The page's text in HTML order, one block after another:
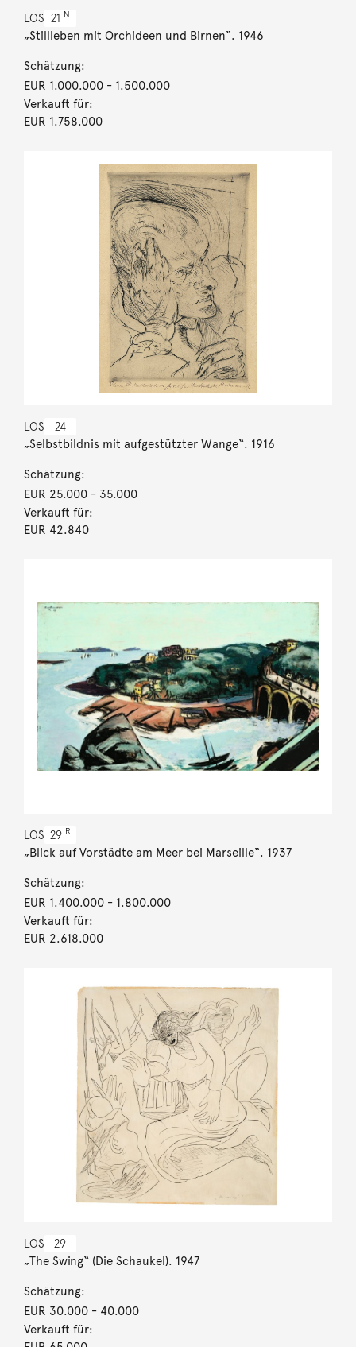
LOS 21 N
„Stillleben mit Orchideen und Birnen“. 1946
Schätzung:
EUR 1.000.000- 1.500.000
Verkauft für:
EUR 1.758.000
LOS 24
„Selbstbildnis mit aufgestützter Wange“. 1916
Schätzung:
EUR 25.000- 35.000
Verkauft für:
EUR 42.840
LOS 29 R
„Blick auf Vorstädte am Meer bei Marseille“. 1937
Schätzung:
EUR 1.400.000- 1.800.000
Verkauft für:
EUR 2.618.000
LOS 29
„The Swing“ (Die Schaukel). 1947
Schätzung:
EUR 30.000- 40.000
Verkauft für: